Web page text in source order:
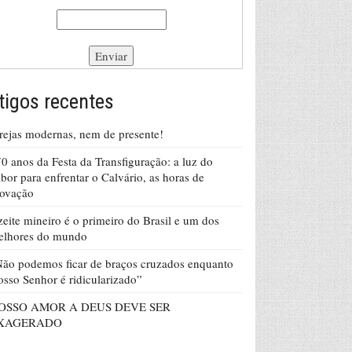
recentes
modernas, nem de presente!
anos da Festa da Transfiguração: a luz do
para enfrentar o Calvário, as horas de
mineiro é o primeiro do Brasil e um dos
do mundo
podemos ficar de braços cruzados enquanto
Senhor é ridicularizado”
AMOR A DEUS DEVE SER